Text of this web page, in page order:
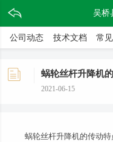
吴桥
公司动态 技术文档 常
蜗轮丝杆升降机
2021-06-15
蜗轮丝杆升降机的传动